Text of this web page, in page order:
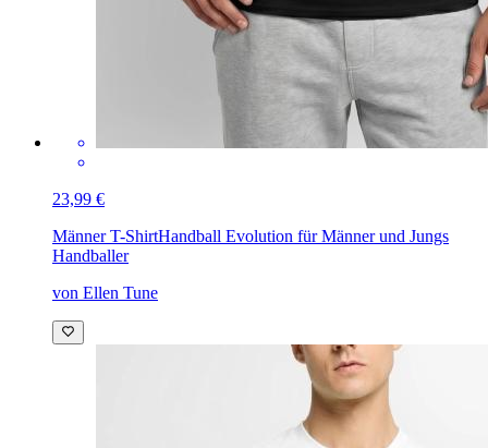
23,99 €
Männer T-ShirtHandball Evolution für Männer und Jungs
Handballer
von Ellen Tune